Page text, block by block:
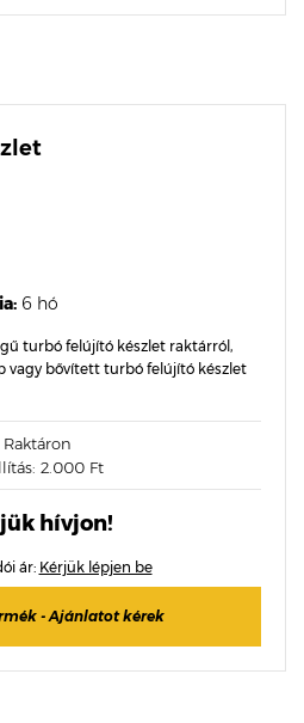
6 hó
turbó felújító készlet raktárról,
vagy bővített turbó felújító készlet
Raktáron
2.000 Ft
hívjon!
ár: Kérjük lépjen be
- Ajánlatot kérek